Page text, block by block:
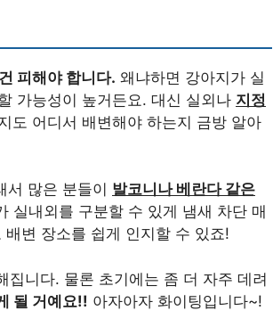
피해야 합니다. 왜냐하면 강아지가 실
가능성이 높거든요. 대신 실외나 지정
도 어디서 배변해야 하는지 금방 알아
서 많은 분들이 발코니나 베란다 같은
실내외를 구분할 수 있게 냄새 차단 매
변 장소를 쉽게 인지할 수 있죠!
집니다. 물론 초기에는 좀 더 자주 데려
될 거예요!! 아자아자 화이팅입니다~!